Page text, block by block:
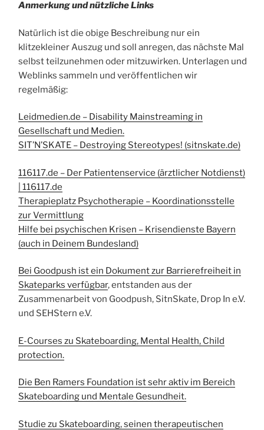
Anmerkung und nützliche Links
Natürlich ist die obige Beschreibung nur ein
klitzekleiner Auszug und soll anregen, das nächste Mal
selbst teilzunehmen oder mitzuwirken. Unterlagen und
Weblinks sammeln und veröffentlichen wir
regelmäßig:
Leidmedien.de – Disability Mainstreaming in
Gesellschaft und Medien.
SIT’N’SKATE – Destroying Stereotypes! (sitnskate.de)
116117.de – Der Patientenservice (ärztlicher Notdienst)
| 116117.de
Therapieplatz Psychotherapie – Koordinationsstelle
zur Vermittlung
Hilfe bei psychischen Krisen – Krisendienste Bayern
(auch in Deinem Bundesland)
Bei Goodpush ist ein Dokument zur Barrierefreiheit in
Skateparks verfügbar, entstanden aus der
Zusammenarbeit von Goodpush, SitnSkate, Drop In e.V.
und SEHStern e.V.
E-Courses zu Skateboarding, Mental Health, Child
protection.
Die Ben Ramers Foundation ist sehr aktiv im Bereich
Skateboarding und Mentale Gesundheit.
Studie zu Skateboarding, seinen therapeutischen